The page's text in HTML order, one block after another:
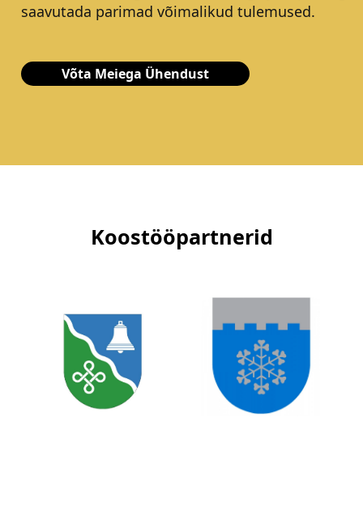
saavutada parimad võimalikud tulemused.
Võta Meiega Ühendust
Koostööpartnerid